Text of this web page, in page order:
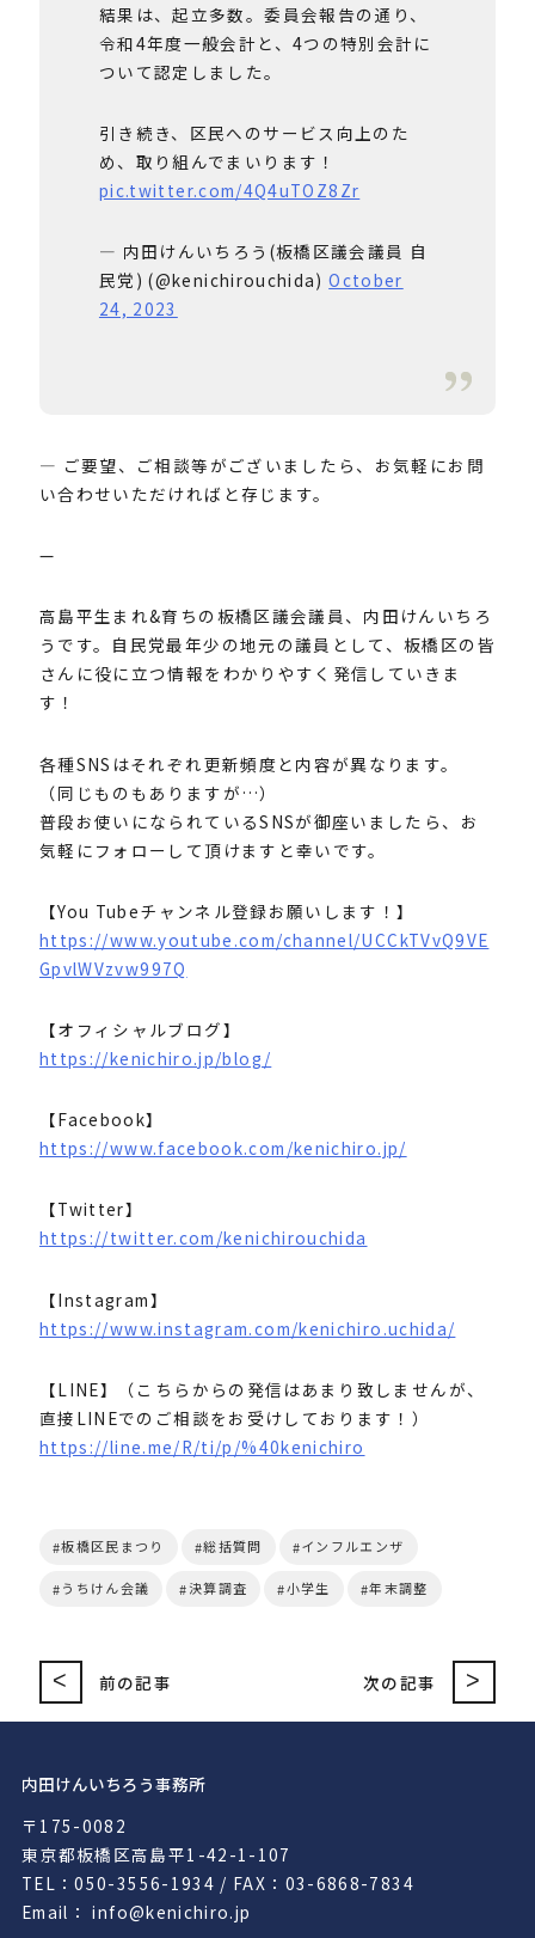
結果は、起立多数。委員会報告の通り、
令和4年度一般会計と、4つの特別会計に
ついて認定しました。
引き続き、区民へのサービス向上のた
め、取り組んでまいります！
pic.twitter.com/4Q4uTOZ8Zr
— 内田けんいちろう(板橋区議会議員 自
民党) (@kenichirouchida)October
24, 2023
— ご要望、ご相談等がございましたら、お気軽にお問
い合わせいただければと存じます。
—
高島平生まれ&育ちの板橋区議会議員、内田けんいちろ
うです。自民党最年少の地元の議員として、板橋区の皆
さんに役に立つ情報をわかりやすく発信していきま
す！
各種SNSはそれぞれ更新頻度と内容が異なります。
（同じものもありますが…）
普段お使いになられているSNSが御座いましたら、お
気軽にフォローして頂けますと幸いです。
【You Tubeチャンネル登録お願いします！】
https://www.youtube.com/channel/UCCkTVvQ9VE
GpvlWVzvw997Q
【オフィシャルブログ】
https://kenichiro.jp/blog/
【Facebook】
https://www.facebook.com/kenichiro.jp/
【Twitter】
https://twitter.com/kenichirouchida
【Instagram】
https://www.instagram.com/kenichiro.uchida/
【LINE】（こちらからの発信はあまり致しませんが、
直接LINEでのご相談をお受けしております！）
https://line.me/R/ti/p/%40kenichiro
板橋区民まつり 総括質問 インフルエンザ
うちけん会議 決算調査 小学生 年末調整
< 前の記事 >
次の記事
内田けんいちろう事務所
〒175-0082
東京都板橋区高島平1-42-1-107
TEL：050-3556-1934 / FAX：03-6868-7834
Email： info@kenichiro.jp